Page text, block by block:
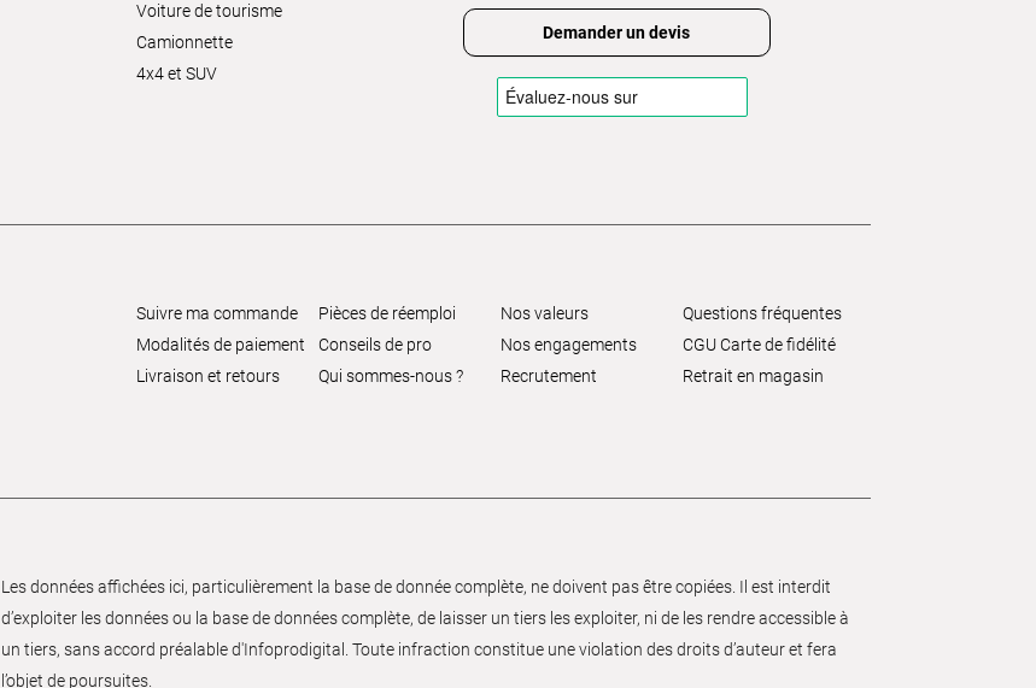
Voiture de tourisme
Camionnette
4x4 et SUV
Demander un devis
Suivre ma commande
Modalités de paiement
Livraison et retours
Pièces de réemploi
Conseils de pro
Qui sommes-nous ?
Nos valeurs
Nos engagements
Recrutement
Questions fréquentes
CGU Carte de fidélité
Retrait en magasin
Les données affichées ici, particulièrement la base de donnée complète, ne doivent pas être copiées. Il est interdit
d’exploiter les données ou la base de données complète, de laisser un tiers les exploiter, ni de les rendre accessible à
un tiers, sans accord préalable d'Infoprodigital. Toute infraction constitue une violation des droits d’auteur et fera
l’objet de poursuites.